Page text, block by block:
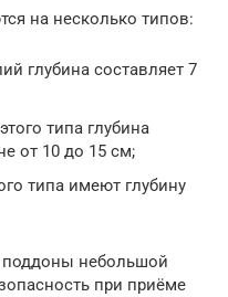
на несколько типов:
глубина составляет 7
типа глубина
от 10 до 15 см;
типа имеют глубину
небольшой
при приёме